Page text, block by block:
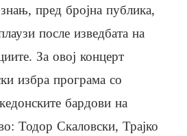
пред бројна публика,
после изведбата на
За овој концерт
избра програма со
бардови на
Тодор Скаловски, Трајко